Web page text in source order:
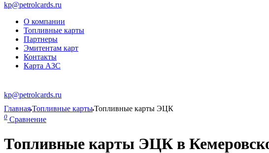
kp@petrolcards.ru
О компании
Топливные карты
Партнеры
Эмитентам карт
Контакты
Карта АЗС
kp@petrolcards.ru
ГлавнаяТопливные картыТопливные карты ЭЦК
0 Сравнение
Топливные карты ЭЦК в